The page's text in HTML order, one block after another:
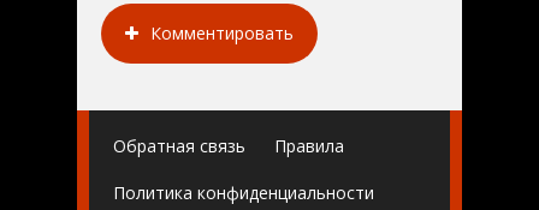
Комментировать
Обратная связь Правила
Политика конфиденциальности